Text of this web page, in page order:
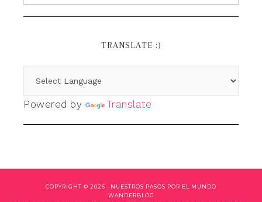
TRANSLATE :)
Powered by Translate
COPYRIGHT © 2026 · NUESTROS PASOS POR EL MUNDO
WANDERBLOG